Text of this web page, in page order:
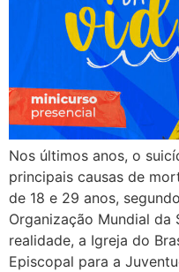
Nos últimos anos, o
principais causas de
de 18 e 29 anos,
Organização Mundial da
realidade, a Igreja do
Episcopal para a